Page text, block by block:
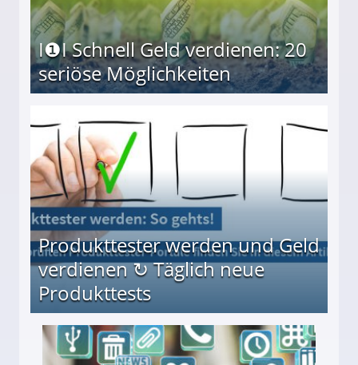
I❶I Schnell Geld verdienen: 20
seriöse Möglichkeiten
Produkttester werden und Geld
verdienen ↻ Täglich neue
Produkttests
↻ Täglich neue Produkttests